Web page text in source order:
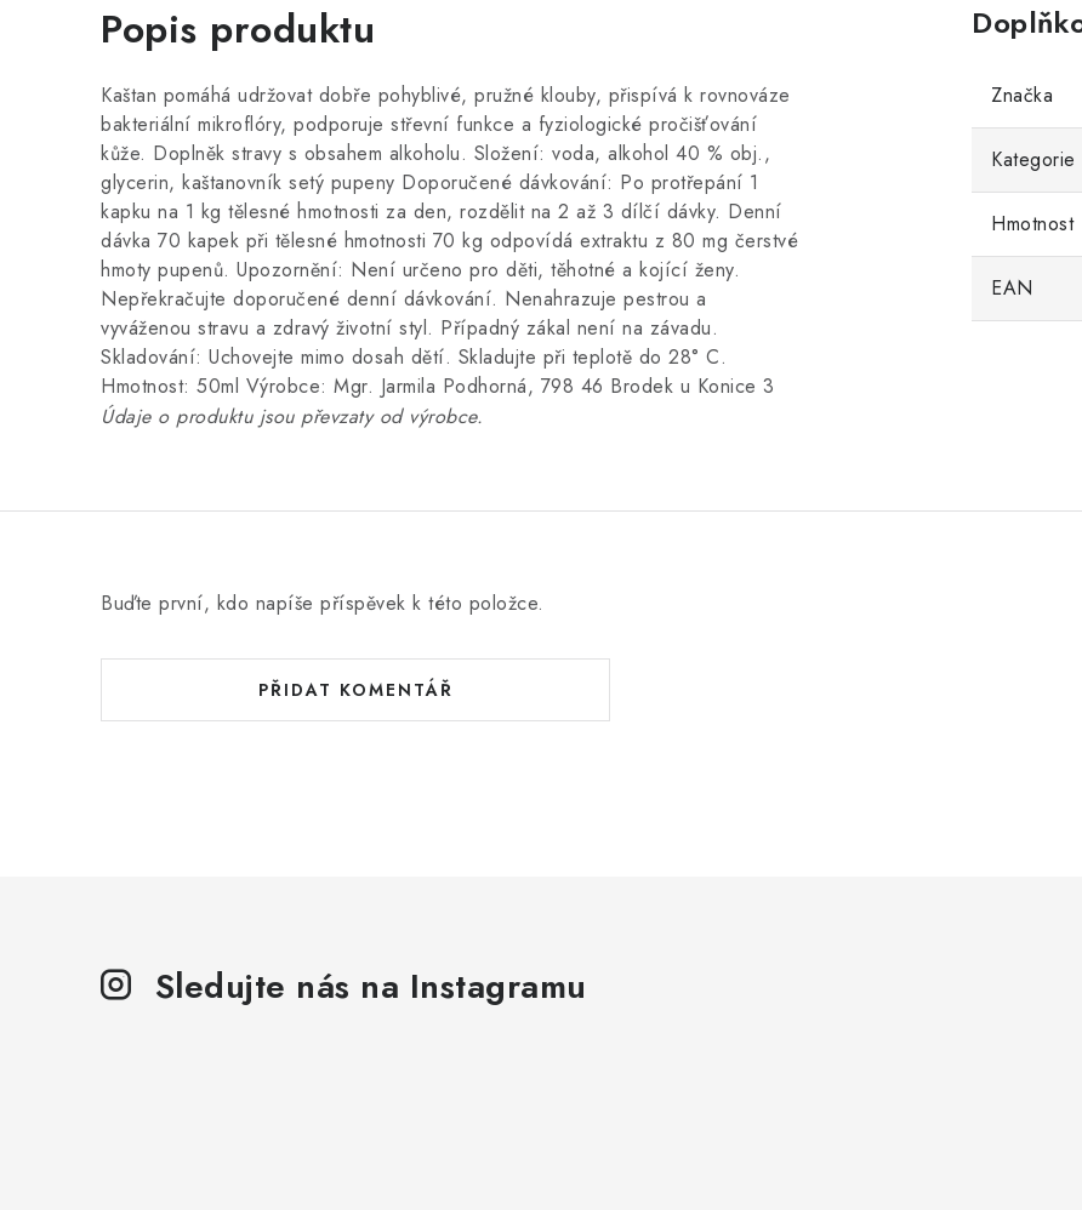
Popis produktu
Kaštan pomáhá udržovat dobře pohyblivé, pružné klouby, přispívá k rovnováze
bakteriální mikroflóry, podporuje střevní funkce a fyziologické pročišťování
kůže. Doplněk stravy s obsahem alkoholu. Složení: voda, alkohol 40 % obj.,
glycerin, kaštanovník setý pupeny Doporučené dávkování: Po protřepání 1
kapku na 1 kg tělesné hmotnosti za den, rozdělit na 2 až 3 dílčí dávky. Denní
dávka 70 kapek při tělesné hmotnosti 70 kg odpovídá extraktu z 80 mg čerstvé
hmoty pupenů. Upozornění: Není určeno pro děti, těhotné a kojící ženy.
Nepřekračujte doporučené denní dávkování. Nenahrazuje pestrou a
vyváženou stravu a zdravý životní styl. Případný zákal není na závadu.
Skladování: Uchovejte mimo dosah dětí. Skladujte při teplotě do 28° C.
Hmotnost: 50ml Výrobce: Mgr. Jarmila Podhorná, 798 46 Brodek u Konice 3
Údaje o produktu jsou převzaty od výrobce.
Značka
Kategorie
Hmotnost
EAN
Buďte první, kdo napíše příspěvek k této položce.
PŘIDAT KOMENTÁŘ
Sledujte nás na Instagramu